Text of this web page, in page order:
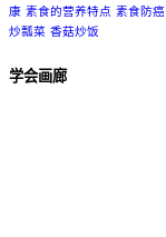
康 素食的营养特点 素食防癌
炒瓢菜 香菇炒饭
学会画廊